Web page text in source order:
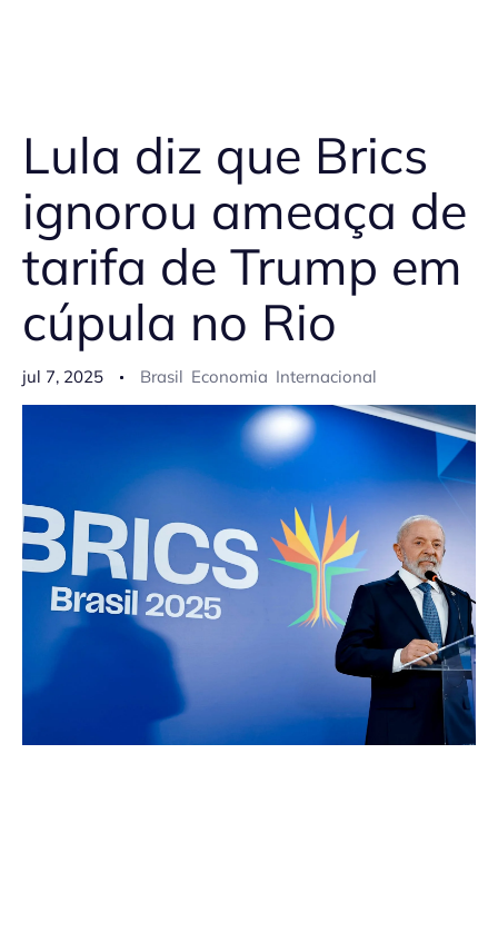
Lula diz que Brics
ignorou ameaça de
tarifa de Trump em
cúpula no Rio
jul 7, 2025 Brasil Economia Internacional